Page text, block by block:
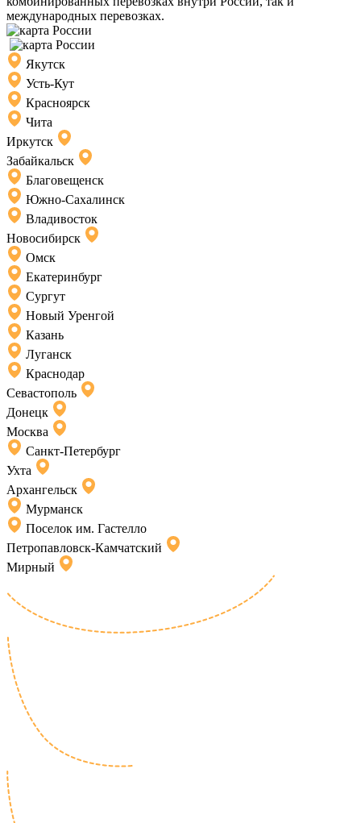
международных перевозках.
Якутск
Усть-Кут
Красноярск
Чита
Иркутск
Забайкальск
Благовещенск
Южно-Сахалинск
Владивосток
Новосибирск
Омск
Екатеринбург
Сургут
Новый Уренгой
Казань
Луганск
Краснодар
Севастополь
Донецк
Москва
Санкт-Петербург
Ухта
Архангельск
Мурманск
Поселок им. Гастелло
Петропавловск-Камчатский
Мирный